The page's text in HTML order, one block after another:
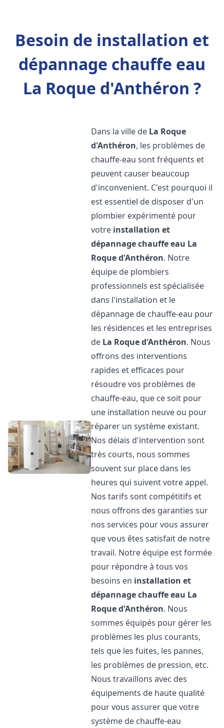
Besoin de installation et
dépannage chauffe eau
La Roque d'Anthéron ?
Dans la ville de La Roque
d'Anthéron, les problèmes de
chauffe-eau sont fréquents et
peuvent causer beaucoup
d'inconvenient. C'est pourquoi il
est essentiel de disposer d'un
plombier expérimenté pour
votre installation et
dépannage chauffe eau La
Roque d'Anthéron. Notre
équipe de plombiers
professionnels est spécialisée
dans l'installation et le
dépannage de chauffe-eau pour
les résidences et les entreprises
de La Roque d'Anthéron. Nous
offrons des interventions
rapides et efficaces pour
résoudre vos problèmes de
chauffe-eau, que ce soit pour
une installation neuve ou pour
réparer un système existant.
Nos délais d'intervention sont
très courts, nous sommes
souvent sur place dans les
heures qui suivent votre appel.
Nos tarifs sont compétitifs et
nous offrons des garanties sur
nos services pour vous assurer
que vous êtes satisfait de notre
travail. Notre équipe est formée
pour répondre à tous vos
besoins en installation et
dépannage chauffe eau La
Roque d'Anthéron. Nous
sommes équipés pour gérer les
problèmes les plus courants,
tels que les fuites, les pannes,
les problèmes de pression, etc.
Nous travaillons avec des
équipements de haute qualité
pour vous assurer que votre
système de chauffe-eau